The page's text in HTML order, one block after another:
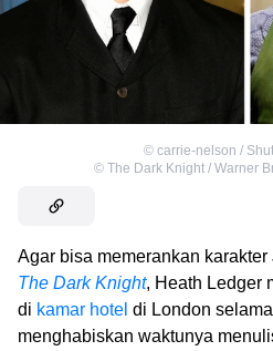
© carrie-nelson /
© The Dark Knight / Warner
Agar bisa memerankan
The Dark Knight, Heath Ledger
di kamar hotel di London
menghabiskan waktunya